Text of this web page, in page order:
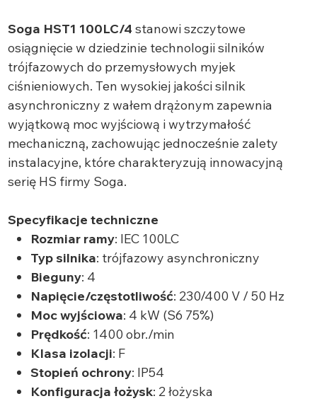
Soga HST1 100LC/4 stanowi szczytowe
osiągnięcie w dziedzinie technologii silników
trójfazowych do przemysłowych myjek
ciśnieniowych. Ten wysokiej jakości silnik
asynchroniczny z wałem drążonym zapewnia
wyjątkową moc wyjściową i wytrzymałość
mechaniczną, zachowując jednocześnie zalety
instalacyjne, które charakteryzują innowacyjną
serię HS firmy Soga.
Specyfikacje techniczne
Rozmiar ramy: IEC 100LC
Typ silnika: trójfazowy asynchroniczny
Bieguny: 4
Napięcie/częstotliwość: 230/400 V / 50 Hz
Moc wyjściowa: 4 kW (S6 75%)
Prędkość: 1400 obr./min
Klasa izolacji: F
Stopień ochrony: IP54
Konfiguracja łożysk: 2 łożyska